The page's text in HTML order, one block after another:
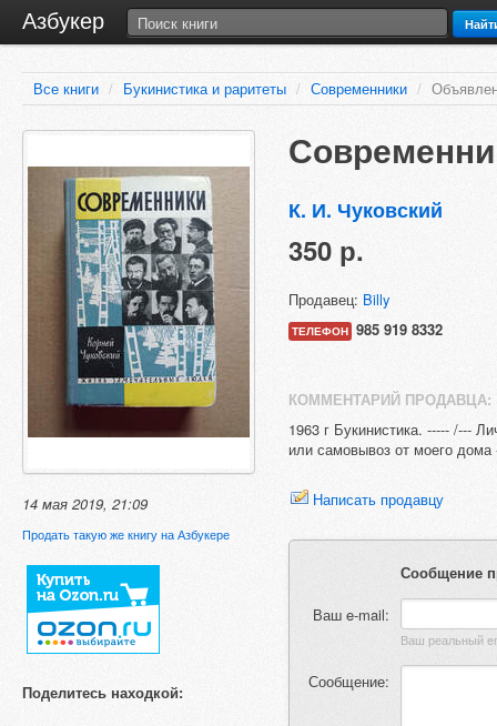
Азбукер
Все книги / Букинистика и раритеты / Современники /
14 мая 2019, 21:09
Продать такую же книгу на Азбукере
Поделитесь находкой:
К. И. Чуковский
350 р.
Продавец: Billy
ТЕЛЕФОН 985 919 8332
КОММЕНТАРИЙ ПРОДАВЦА:
1963 г Букинистика. ----- /---
или самовывоз от моего
Написать продавцу
Сообщение
Ваш e-mail:
Сообщение: